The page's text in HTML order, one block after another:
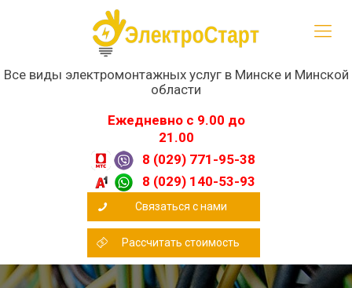
Все виды электромонтажных услуг в Минске и Минской
области
Ежедневно с 9.00 до
21.00
8 (029) 771-95-38
8 (029) 140-53-93
Связаться с нами
Рассчитать стоимость